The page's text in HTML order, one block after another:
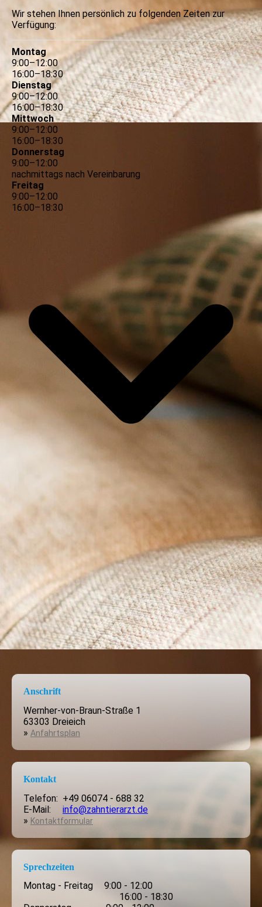
Wir stehen Ihnen persönlich zu folgenden Zeiten zur
Verfügung:
Montag
9:00–12:00
16:00–18:30
Dienstag
9:00–12:00
16:00–18:30
Mittwoch
9:00–12:00
16:00–18:30
Donnerstag
9:00–12:00
nachmittags nach Vereinbarung
Freitag
9:00–12:00
16:00–18:30
Anschrift
Wernher-von-Braun-Straße 1
63303 Dreieich
» Anfahrtsplan
Kontakt
Telefon: +49 06074 - 688 32
E-Mail: info@zahntierarzt.de
» Kontaktformular
Sprechzeiten
Montag - Freitag
9:00 - 12:00
16:00 - 18:30